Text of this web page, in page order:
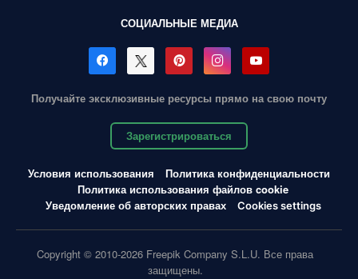
СОЦИАЛЬНЫЕ МЕДИА
Получайте эксклюзивные ресурсы прямо на свою почту
Зарегистрироваться
Условия использования
Политика конфиденциальности
Политика использования файлов cookie
Уведомление об авторских правах
Cookies settings
Copyright © 2010-2026 Freepik Company S.L.U. Все права
защищены.